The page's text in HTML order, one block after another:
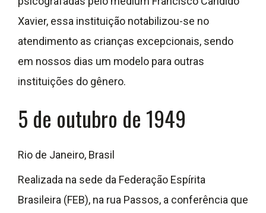
Xavier, essa instituição notabilizou-se no
atendimento as crianças excepcionais, sendo
em nossos dias um modelo para outras
instituições do gênero.
5 de outubro de 1949
Rio de Janeiro, Brasil
Realizada na sede da Federação Espírita
Brasileira (FEB), na rua Passos, a conferência que